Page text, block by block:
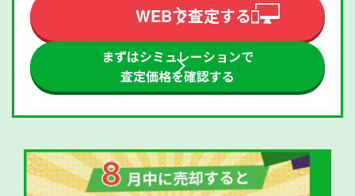
WEBで査定する
まずはシミュレーションで
査定価格を確認する